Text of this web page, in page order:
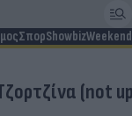
ΣπορShowbizWeekend
(not